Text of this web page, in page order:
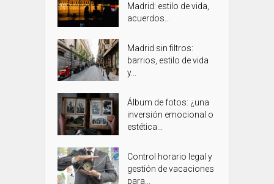
Madrid: estilo de vida,
acuerdos...
Madrid sin filtros:
barrios, estilo de vida
y...
Álbum de fotos: ¿una
inversión emocional o
estética...
Control horario legal y
gestión de vacaciones
para...